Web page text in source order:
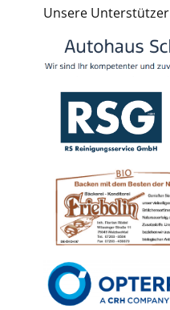
Unsere Unterstützer